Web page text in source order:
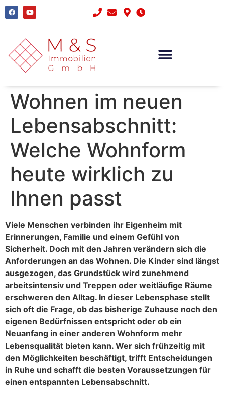
Wohnen im neuen
Lebensabschnitt:
Welche Wohnform
heute wirklich zu
Ihnen passt
Viele Menschen verbinden ihr Eigenheim mit
Erinnerungen, Familie und einem Gefühl von
Sicherheit. Doch mit den Jahren verändern sich die
Anforderungen an das Wohnen. Die Kinder sind längst
ausgezogen, das Grundstück wird zunehmend
arbeitsintensiv und Treppen oder weitläufige Räume
erschweren den Alltag. In dieser Lebensphase stellt
sich oft die Frage, ob das bisherige Zuhause noch den
eigenen Bedürfnissen entspricht oder ob ein
Neuanfang in einer anderen Wohnform mehr
Lebensqualität bieten kann. Wer sich frühzeitig mit
den Möglichkeiten beschäftigt, trifft Entscheidungen
in Ruhe und schafft die besten Voraussetzungen für
einen entspannten Lebensabschnitt.